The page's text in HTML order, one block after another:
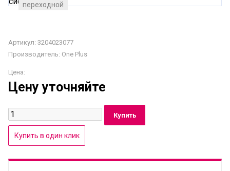
переходной
Артикул: 3204023077
Производитель: One Plus
Цена:
Цену уточняйте